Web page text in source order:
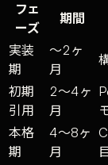
フェ
ーズ
期間
実装
期
〜2ヶ
月
初期
引用
2〜4ヶ
月
本格
期
4〜8ヶ
月